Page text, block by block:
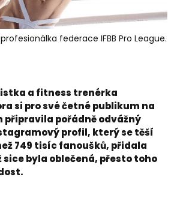
federace IFBB Pro League.
a fitness trenérka
si pro své četné publikum na
pořádně odvážný
profil, který se těší
749 tisíc fanoušků, přidala
byla oblečená, přesto toho